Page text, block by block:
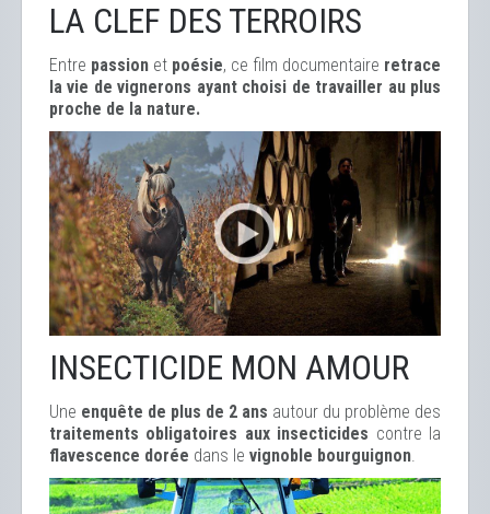
LA CLEF DES TERROIRS
Entre passion et poésie, ce film documentaire retrace
la vie de vignerons ayant choisi de travailler au plus
proche de la nature.
INSECTICIDE MON AMOUR
Une enquête de plus de 2 ans autour du problème des
traitements obligatoires aux insecticides contre la
flavescence dorée dans le vignoble bourguignon.